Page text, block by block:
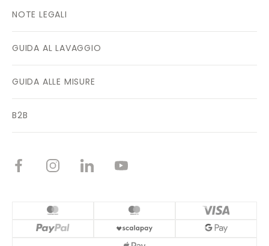
NOTE LEGALI
GUIDA AL LAVAGGIO
GUIDA ALLE MISURE
B2B